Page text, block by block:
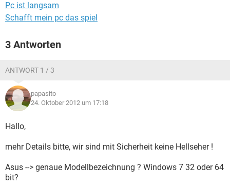
Pc ist langsam
Schafft mein pc das spiel
3 Antworten
ANTWORT 1 / 3
papasito
24. Oktober 2012 um 17:18
Hallo,
mehr Details bitte, wir sind mit Sicherheit keine Hellseher !
Asus --> genaue Modellbezeichnung ? Windows 7 32 oder 64
bit?